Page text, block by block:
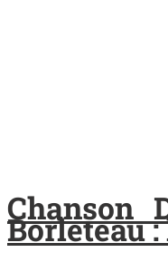
Chanson
Borleteau